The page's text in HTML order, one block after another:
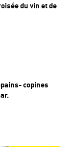
du vin et de
copines